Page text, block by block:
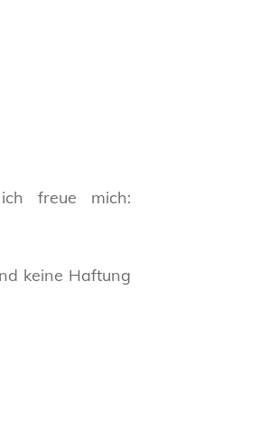
freue mich:
keine Haftung